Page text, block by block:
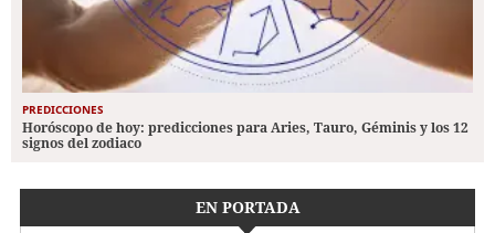
PREDICCIONES
Horóscopo de hoy: predicciones para Aries, Tauro, Géminis y los 12
signos del zodiaco
EN PORTADA